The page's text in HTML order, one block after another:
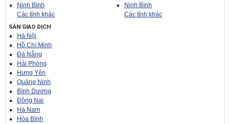
Ninh Bình
Các tỉnh khác
Ninh Bình
Các tỉnh khác
SÀN GIAO DỊCH
Hà Nội
Hồ Chí Minh
Đà Nẵng
Hải Phòng
Hưng Yên
Quảng Ninh
Bình Dương
Đồng Nai
Hà Nam
Hòa Bình